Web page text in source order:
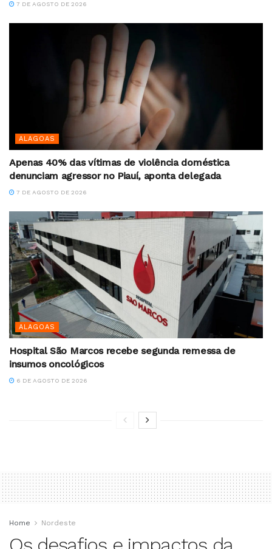
7 DE AGOSTO DE 2026
ALAGOAS
Apenas 40% das vítimas de violência doméstica
denunciam agressor no Piauí, aponta delegada
7 DE AGOSTO DE 2026
ALAGOAS
Hospital São Marcos recebe segunda remessa de
insumos oncológicos
6 DE AGOSTO DE 2026
Home Nordeste